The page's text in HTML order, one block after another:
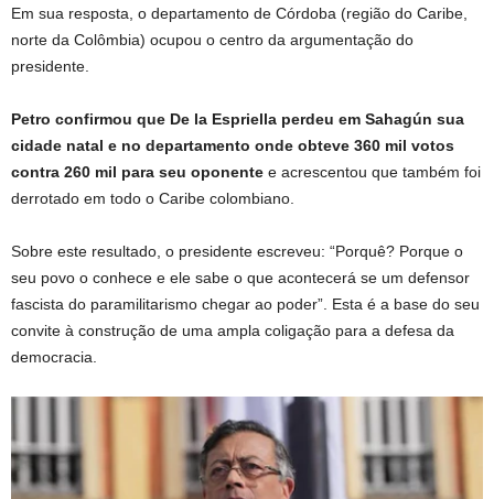
Em sua resposta, o departamento de Córdoba (região do Caribe,
norte da Colômbia) ocupou o centro da argumentação do
presidente.
Petro confirmou que De la Espriella perdeu em Sahagún sua
cidade natal e no departamento onde obteve 360 ​​mil votos
contra 260 mil para seu oponente e acrescentou que também foi
derrotado em todo o Caribe colombiano.
Sobre este resultado, o presidente escreveu: “Porquê? Porque o
seu povo o conhece e ele sabe o que acontecerá se um defensor
fascista do paramilitarismo chegar ao poder”. Esta é a base do seu
convite à construção de uma ampla coligação para a defesa da
democracia.